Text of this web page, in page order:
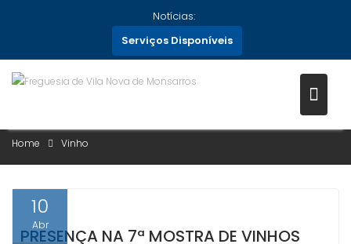
Notícias:
Serviços Disponíveis
Home Vinho
10
Abr
PRESENÇA NA 7ª MOSTRA DE VINHOS